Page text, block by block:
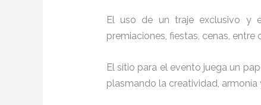
El uso de un traje exclusivo y
premiaciones, fiestas, cenas,
El sitio para el evento juega un
plasmando la creatividad,